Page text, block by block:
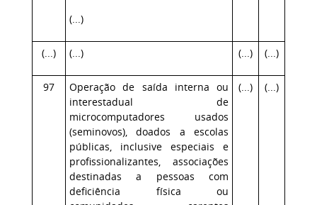
(...)
(...) (...) (...) (...)
97
Operação de saída interna ou
interestadual de
microcomputadores usados
(seminovos), doados a escolas
públicas, inclusive especiais e
profissionalizantes, associações
destinadas a pessoas com
deficiência física ou
(...) (...)